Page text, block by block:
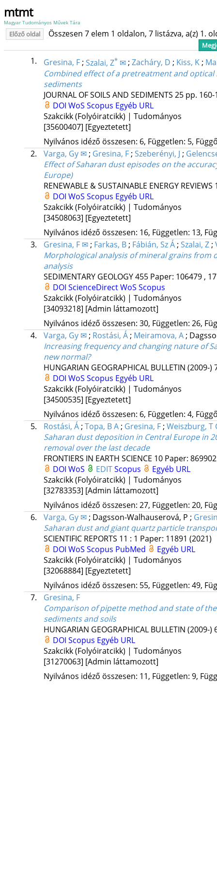
mtmt
Magyar Tudományos Művek Tára
Előző oldal Összesen 7 elem 1 oldalon, 7 listázva, a(z) 1.
1. Gresina, F; Szalai, Z*✉; Zacháry, D ; Kiss, K;
Combined effect of a pretreatment and
sediments
JOURNAL OF SOILS AND SEDIMENTS 25 pp.
DOI WoS Scopus Egyéb URL
Szakcikk (Folyóiratcikk) | Tudományos
[35600407] [Egyeztetett]
Nyilvános idéző összesen: 6, Független: 5,
2.
Varga, Gy ✉ ; Gresina, F ; Szeberényi, J ;
Effect of Saharan dust episodes on the
Europe)
RENEWABLE & SUSTAINABLE ENERGY REVIEWS
DOI WoS Scopus Egyéb URL
Szakcikk (Folyóiratcikk) | Tudományos
[34508063] [Egyeztetett]
Nyilvános idéző összesen: 16, Független: 13,
3.
Gresina, F ✉ ; Farkas, B ; Fábián, Sz Á ; Szalai, Z ;
Morphological analysis of mineral grains
analysis
SEDIMENTARY GEOLOGY455 Paper: 106479 ,
DOI ScienceDirectWoS Scopus
Szakcikk (Folyóiratcikk) | Tudományos
[34093218] [Admin láttamozott]
Nyilvános idéző összesen: 30, Független: 26,
4.
Varga, Gy ✉ ; Rostási, Á ; Meiramova, A ;
Increasing frequency and changing nature of
new normal?
HUNGARIAN GEOGRAPHICAL BULLETIN (2009-)
DOI WoS Scopus Egyéb URL
Szakcikk (Folyóiratcikk) | Tudományos
[34500535] [Egyeztetett]
Nyilvános idéző összesen: 6, Független: 4,
5.
Rostási, Á ; Topa, B A ; Gresina, F ; Weiszburg, T
Saharan dust deposition in Central Europe in
removal over the last decade
FRONTIERS IN EARTH SCIENCE 10 Paper:
DOI WoS EDITScopus
Egyéb URL
Szakcikk (Folyóiratcikk) | Tudományos
[32783353] [Admin láttamozott]
Nyilvános idéző összesen: 27, Független: 20,
6.
Varga, Gy ✉ ; Dagsson-Walhauserová, P ;
Saharan dust and giant quartz particle
SCIENTIFIC REPORTS 11 : 1 Paper: 11891 (2021)
DOI WoS Scopus PubMed
Egyéb URL
Szakcikk (Folyóiratcikk) | Tudományos
[32068884] [Egyeztetett]
Nyilvános idéző összesen: 55, Független: 49,
7.
Gresina, F
Comparison of pipette method and state of
sediments and soils
HUNGARIAN GEOGRAPHICAL BULLETIN (2009-)
DOI Scopus Egyéb URL
Szakcikk (Folyóiratcikk) | Tudományos
[31270063] [Admin láttamozott]
Nyilvános idéző összesen: 11, Független: 9,